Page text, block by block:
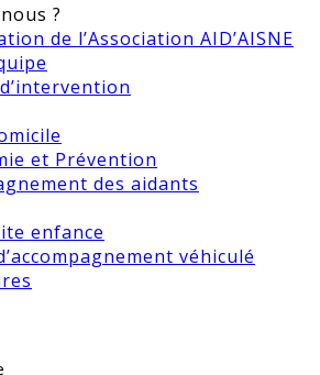
?
de l’Association AID’AISNE
et Prévention
des aidants
enfance
véhiculé